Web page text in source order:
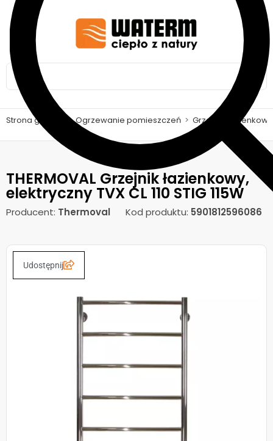
Strona główna > Ogrzewanie pomieszczeń > Grzejniki
THERMOVAL Grzejnik łazienkowy,
elektryczny TVX CL 110 STIG 115W
Producent: Thermoval Kod produktu: 5901812596086
Udostępnij